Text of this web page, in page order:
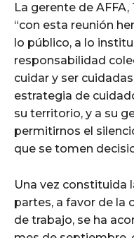
La gerente de
“con esta reunión
lo público, a lo
responsabilidad
cuidar y ser
estrategia de
su territorio, y a su
permitirnos el
que se tomen
Una vez constituida
partes, a favor de la
de trabajo, se ha